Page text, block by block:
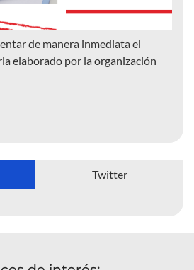
de manera inmediata el
elaborado por la organización
Twitter